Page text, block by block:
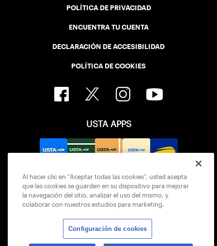
POLÍTICA DE PRIVACIDAD
ENCUENTRA TU CUENTA
DECLARACIÓN DE ACCESIBILIDAD
POLÍTICA DE COOKIES
USTA APPS
© 2026 USTA ALL RIGHTS RESERVED
Al hacer clic en “Aceptar todas las cookies”, usted acepta
que las cookies se guarden en su dispositivo para mejorar
la navegación del sitio, analizar el uso del mismo, y
colaborar con nuestros estudios para marketing.
Configuración de cookies